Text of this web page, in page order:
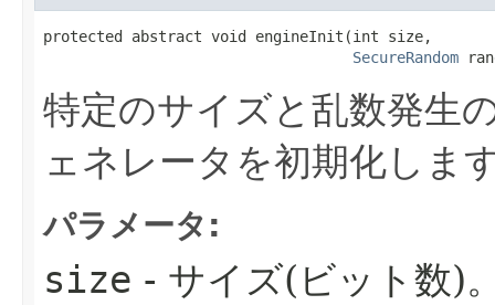
protected abstract void engineInit​(int size,
SecureRandom
特定のサイズと乱数発生
ェネレータを初期化しま
パラメータ:
size - サイズ(ビット数)